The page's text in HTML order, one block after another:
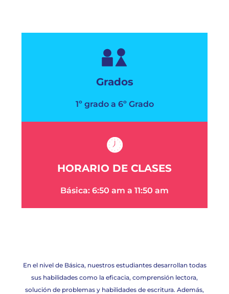
Grados
1ºgrado a 6ºGrado
HORARIO DE CLASES
Básica: 6:50 am a 11:50 am
En el nivel de Básica, nuestros estudiantes desarrollan todas
sus habilidades como la eficacia, comprensión lectora,
solución de problemas y habilidades de escritura. Además,